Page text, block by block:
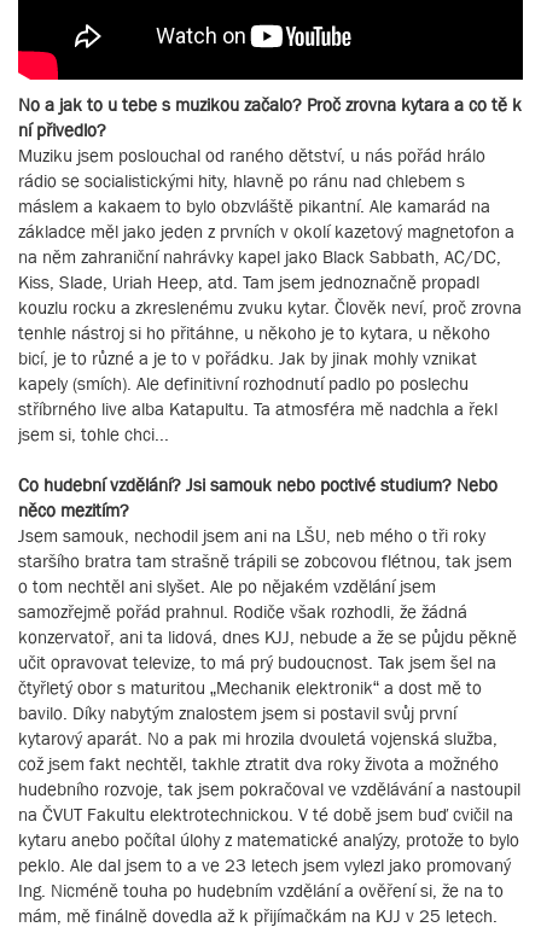
No a jak to u tebe s muzikou začalo? Proč zrovna kytara a co tě k
ní přivedlo?
Muziku jsem poslouchal od raného dětství, u nás pořád hrálo
rádio se socialistickými hity, hlavně po ránu nad chlebem s
máslem a kakaem to bylo obzvláště pikantní. Ale kamarád na
základce měl jako jeden z prvních v okolí kazetový magnetofon a
na něm zahraniční nahrávky kapel jako Black Sabbath, AC/DC,
Kiss, Slade, Uriah Heep, atd. Tam jsem jednoznačně propadl
kouzlu rocku a zkreslenému zvuku kytar. Člověk neví, proč zrovna
tenhle nástroj si ho přitáhne, u někoho je to kytara, u někoho
bicí, je to různé a je to v pořádku. Jak by jinak mohly vznikat
kapely (smích). Ale definitivní rozhodnutí padlo po poslechu
stříbrného live alba Katapultu. Ta atmosféra mě nadchla a řekl
jsem si, tohle chci...
Co hudební vzdělání? Jsi samouk nebo poctivé studium? Nebo
něco mezitím?
Jsem samouk, nechodil jsem ani na LŠU, neb mého o tři roky
staršího bratra tam strašně trápili se zobcovou flétnou, tak jsem
o tom nechtěl ani slyšet. Ale po nějakém vzdělání jsem
samozřejmě pořád prahnul. Rodiče však rozhodli, že žádná
konzervatoř, ani ta lidová, dnes KJJ, nebude a že se půjdu pěkně
učit opravovat televize, to má prý budoucnost. Tak jsem šel na
čtyřletý obor s maturitou „Mechanik elektronik“ a dost mě to
bavilo. Díky nabytým znalostem jsem si postavil svůj první
kytarový aparát. No a pak mi hrozila dvouletá vojenská služba,
což jsem fakt nechtěl, takhle ztratit dva roky života a možného
hudebního rozvoje, tak jsem pokračoval ve vzdělávání a nastoupil
na ČVUT Fakultu elektrotechnickou. V té době jsem buď cvičil na
kytaru anebo počítal úlohy z matematické analýzy, protože to bylo
peklo. Ale dal jsem to a ve 23 letech jsem vylezl jako promovaný
Ing. Nicméně touha po hudebním vzdělání a ověření si, že na to
mám, mě finálně dovedla až k přijímačkám na KJJ v 25 letech.